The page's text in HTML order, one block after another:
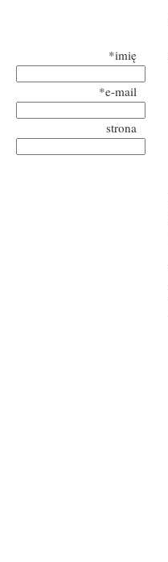
*imię
*e-mail
strona